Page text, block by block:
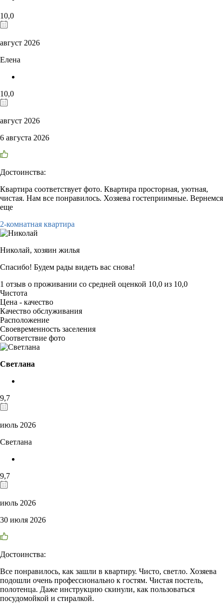
10,0
август 2026
Елена
10,0
август 2026
6 августа 2026
Достоинства:
Квартира соответствует фото. Квартира просторная, уютная,
чистая. Нам все понравилось. Хозяева гостеприимные. Вернемся
еще
2-комнатная квартира
Николай, хозяин жилья
Спасибо! Будем рады видеть вас снова!
1 отзыв о проживании со средней оценкой 10,0 из 10,0
Чистота
Цена - качество
Качество обслуживания
Расположение
Своевременность заселения
Соответствие фото
Светлана
9,7
июль 2026
Светлана
9,7
июль 2026
30 июля 2026
Достоинства:
Все понравилось, как зашли в квартиру. Чисто, светло. Хозяева
подошли очень профессионально к гостям. Чистая постель,
полотенца. Даже инструкцию скинули, как пользоваться
посудомойкой и стиралкой.